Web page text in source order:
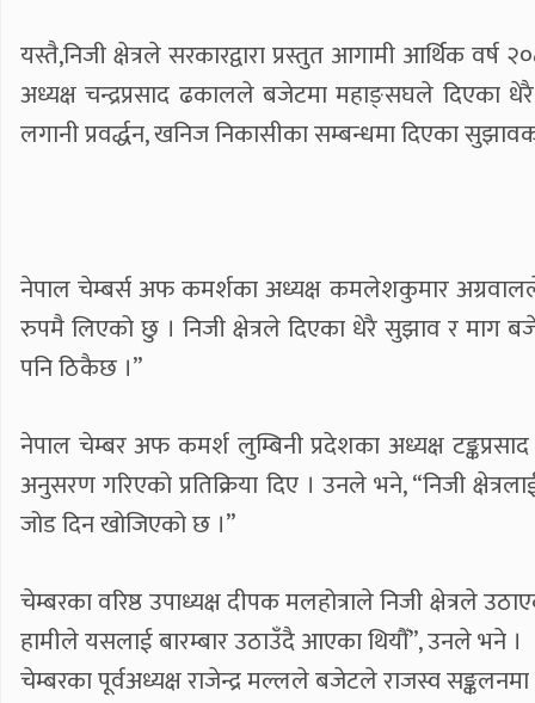
यस्तै,निजी क्षेत्रले सरकारद्वारा प्रस्तुत आगामी आर्थिक
अध्यक्ष चन्द्रप्रसाद ढकालले बजेटमा महाङ्सघले दिएका
लगानी प्रवर्द्धन, खनिज निकासीका सम्बन्धमा दिएका
नेपाल चेम्बर्स अफ कमर्शका अध्यक्ष कमलेशकुमार
रुपमै लिएको छु । निजी क्षेत्रले दिएका धेरै सुझाव र माग
पनि ठिकैछ ।”
नेपाल चेम्बर अफ कमर्श लुम्बिनी प्रदेशका अध्यक्ष
अनुसरण गरिएको प्रतिक्रिया दिए । उनले भने, “निजी
जोड दिन खोजिएको छ ।”
चेम्बरका वरिष्ठ उपाध्यक्ष दीपक मलहोत्राले निजी क्षेत्रले
हामीले यसलाई बारम्बार उठाउँदै आएका थियौँ”, उनले भने ।
चेम्बरका पूर्वअध्यक्ष राजेन्द्र मल्लले बजेटले राजस्व